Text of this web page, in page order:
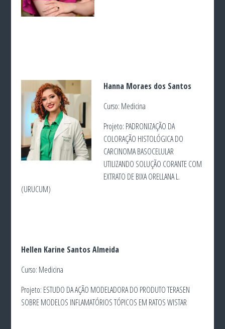
Hanna Moraes dos Santos
Curso: Medicina
Projeto: PADRONIZAÇÃO DA
COLORAÇÃO HISTOLÓGICA DO
CARCINOMA BASOCELULAR
UTILIZANDO SOLUÇÃO CORANTE COM
EXTRATO DE BIXA ORELLANA L.
(URUCUM)
Hellen Karine Santos Almeida
Curso: Medicina
Projeto: ESTUDO DA AÇÃO MODELADORA DO PRODUTO TERASEN
SOBRE MODELOS INFLAMATÓRIOS TÓPICOS EM RATOS WISTAR